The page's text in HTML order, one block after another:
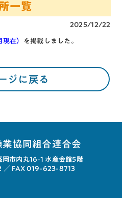
一覧
2025/12/22
在） を掲載しました。
ジに戻る
協同組合連合会
岡市内丸16-1 水産会館5階
／ FAX 019-623-8713